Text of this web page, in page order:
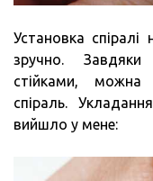
Установка
зручно.
стійками, можна
спіраль.
вийшло у мене: